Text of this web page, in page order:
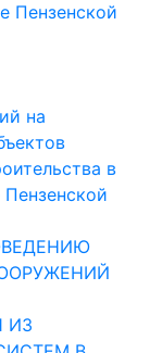
Пензенской
на
в
ИЗ